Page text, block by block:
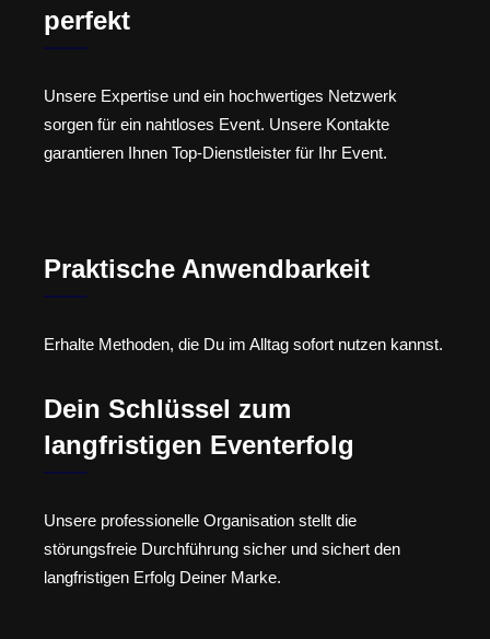
perfekt
Unsere Expertise und ein hochwertiges Netzwerk
sorgen für ein nahtloses Event. Unsere Kontakte
garantieren Ihnen Top-Dienstleister für Ihr Event.
Praktische Anwendbarkeit
Erhalte Methoden, die Du im Alltag sofort nutzen kannst.
Dein Schlüssel zum
langfristigen Eventerfolg
Unsere professionelle Organisation stellt die
störungsfreie Durchführung sicher und sichert den
langfristigen Erfolg Deiner Marke.